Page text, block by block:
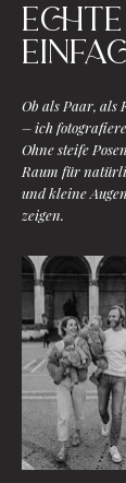
echte
Ob als Paar, als
– ich
Ohne steife
Raum für
und kleine
zeigen.